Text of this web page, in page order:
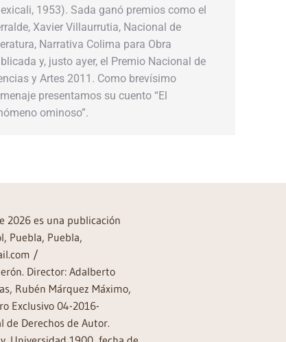
1953). Sada ganó premios como el
Xavier Villaurrutia, Nacional de
Narrativa Colima para Obra
y, justo ayer, el Premio Nacional de
y Artes 2011. Como brevísimo
presentamos su cuento “El
ominoso”.
2026 es una publicación
Puebla, Puebla,
/
Director: Adalberto
Rubén Márquez Máximo,
Exclusivo 04-2016-
Derechos de Autor.